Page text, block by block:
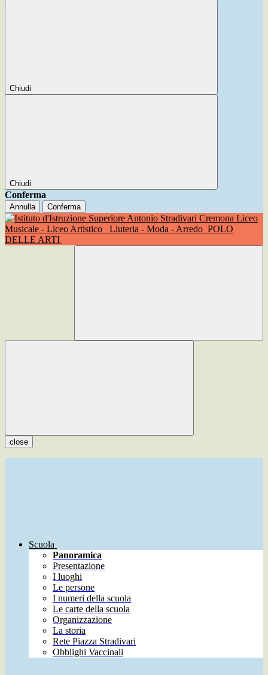
Chiudi
Chiudi
Conferma
Annulla Conferma
Liceo
Musicale - Liceo Artistico
Liuteria - Moda - Arredo POLO
DELLE ARTI
close
Scuola
Panoramica
Presentazione
I luoghi
Le persone
I numeri della scuola
Le carte della scuola
Organizzazione
La storia
Rete Piazza Stradivari
Obblighi Vaccinali